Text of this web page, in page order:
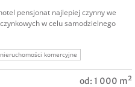
pensjonat najlepiej czynny we
w celu samodzielnego
nieruchomości komercyjne
hotel kupię nieruchomość wrocław
od: 1 000 m²